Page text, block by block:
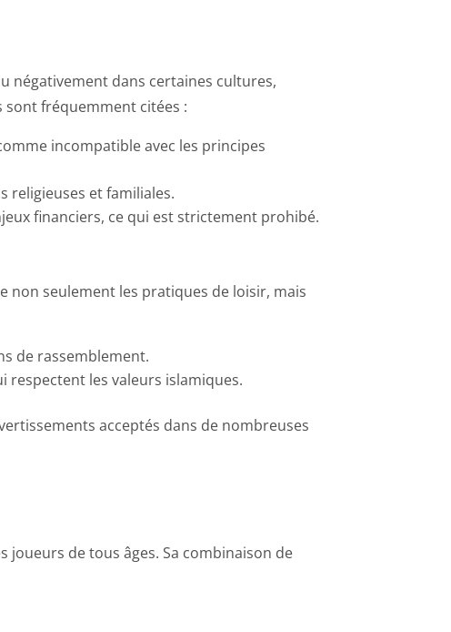
négativement dans certaines cultures,
sont fréquemment citées :
incompatible avec les principes
religieuses et familiales.
financiers, ce qui est strictement prohibé.
non seulement les pratiques de loisir, mais
de rassemblement.
respectent les valeurs islamiques.
acceptés dans de nombreuses
joueurs de tous âges. Sa combinaison de